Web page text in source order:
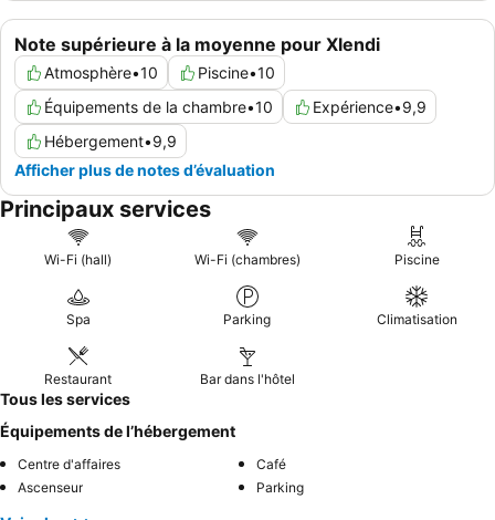
Note supérieure à la moyenne pour Xlendi
Atmosphère•10 Piscine•10
Équipements de la chambre•10 Expérience•9,9
Hébergement•9,9
Afficher plus de notes d’évaluation
Principaux services
Wi-Fi (hall) Wi-Fi (chambres) Piscine
Spa Parking Climatisation
Restaurant Bar dans l'hôtel
Tous les services
Équipements de l’hébergement
Centre d'affaires
Café
Ascenseur
Parking